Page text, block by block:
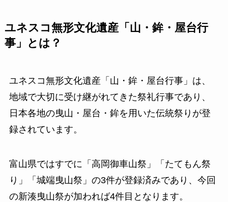
ユネスコ無形文化遺産「山・鉾・屋台行
事」とは？
ユネスコ無形文化遺産「山・鉾・屋台行事」は、
地域で大切に受け継がれてきた祭礼行事であり、
日本各地の曳山・屋台・鉾を用いた伝統祭りが登
録されています。
富山県ではすでに「高岡御車山祭」「たてもん祭
り」「城端曳山祭」の3件が登録済みであり、今回
の新湊曳山祭が加われば4件目となります。